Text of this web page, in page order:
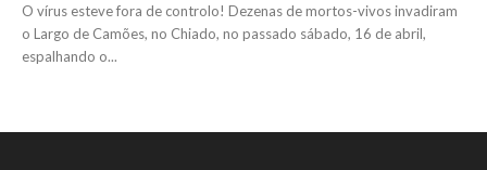
O vírus esteve fora de controlo! Dezenas de mortos-vivos invadiram
o Largo de Camões, no Chiado, no passado sábado, 16 de abril,
espalhando o...